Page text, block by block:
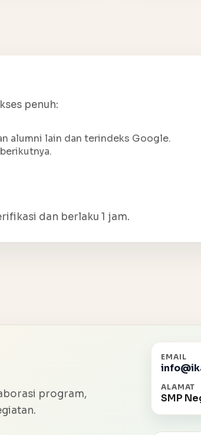
penuh:
alumni lain dan terindeks Google.
dan berlaku 1 jam.
program,
EMAIL
ALAMAT
SMP